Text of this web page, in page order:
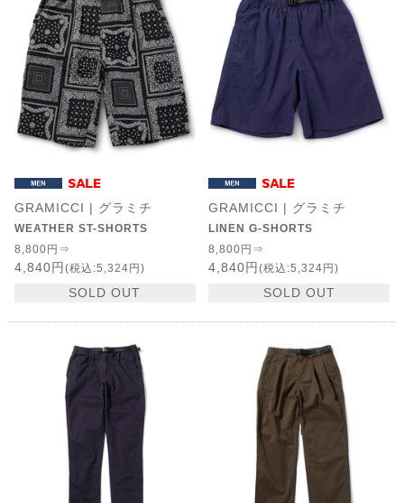
GRAMICCI | グラミチ
WEATHER ST-SHORTS
8,800円⇒
4,840円(税込:5,324円)
SOLD OUT
GRAMICCI | グラミチ
LINEN G-SHORTS
8,800円⇒
4,840円(税込:5,324円)
SOLD OUT